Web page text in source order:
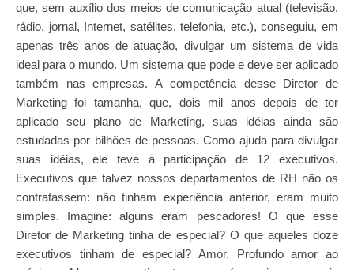
que, sem auxílio dos meios de comunicação atual (televisão,
rádio, jornal, Internet, satélites, telefonia, etc.), conseguiu, em
apenas três anos de atuação, divulgar um sistema de vida
ideal para o mundo. Um sistema que pode e deve ser aplicado
também nas empresas. A competência desse Diretor de
Marketing foi tamanha, que, dois mil anos depois de ter
aplicado seu plano de Marketing, suas idéias ainda são
estudadas por bilhões de pessoas. Como ajuda para divulgar
suas idéias, ele teve a participação de 12 executivos.
Executivos que talvez nossos departamentos de RH não os
contratassem: não tinham experiência anterior, eram muito
simples. Imagine: alguns eram pescadores! O que esse
Diretor de Marketing tinha de especial? O que aqueles doze
executivos tinham de especial? Amor. Profundo amor ao